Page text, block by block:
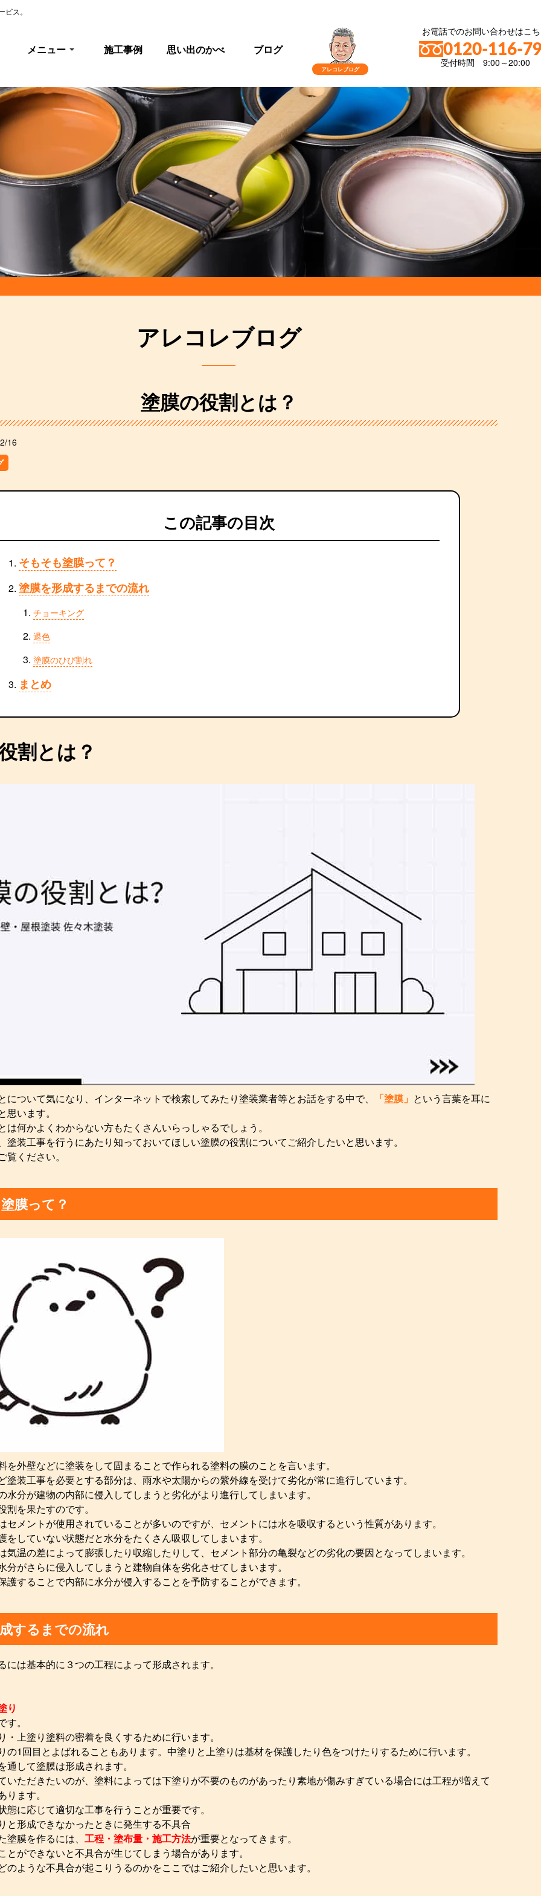
ス。
メニュー 施工事例 思い出のかべ ブログ
お電話でのお問い合わせはこ
0120-116-
受付時間 9:00～20:00
アレコレブログ
塗膜の役割とは？
16
この記事の目次
そもそも塗膜って？
塗膜を形成するまでの流れ
チョーキング
退色
塗膜のひび割れ
まとめ
割とは？
について気になり、インターネットで検索してみたり塗装業者等とお話をする中で、 「塗膜」 という言葉を耳に
思います。
は何かよくわからない方もたくさんいらっしゃるでしょう。
塗装工事を行うにあたり知っておいてほしい塗膜の役割についてご紹介したいと思います。
覧ください。
膜って？
を外壁などに塗装をして固まることで作られる塗料の膜のことを言います。
塗装工事を必要とする部分は、雨水や太陽からの紫外線を受けて劣化が常に進行しています。
水分が建物の内部に侵入してしまうと劣化がより進行してしまいます。
割を果たすのです。
セメントが使用されていることが多いのですが、セメントには水を吸収するという性質があります。
をしていない状態だと水分をたくさん吸収してしまいます。
気温の差によって膨張したり収縮したりして、セメント部分の亀裂などの劣化の要因となってしまいます。
分がさらに侵入してしまうと建物自体を劣化させてしまいます。
護することで内部に水分が侵入することを予防することができます。
するまでの流れ
には基本的に３つの工程によって形成されます。
り
。
・上塗り塗料の密着を良くするために行います。
の1回目とよばれることもあります。中塗りと上塗りは基材を保護したり色をつけたりするために行います。
通して塗膜は形成されます。
いただきたいのが、塗料によっては下塗りが不要のものがあったり素地が傷みすぎている場合には工程が増えて
ます。
態に応じて適切な工事を行うことが重要です。
と形成できなかったときに発生する不具合
塗膜を作るには、 工程・塗布量・施工方法が重要となってきます。
とができないと不具合が生じてしまう場合があります。
のような不具合が起こりうるのかをここではご紹介したいと思います。